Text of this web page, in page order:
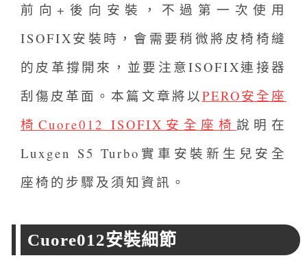
前向+後向安裝，不過第一次使用
ISOFIX安裝時，會需要稍微將皮椅椅縫
的皮革撐開來，並要注意ISOFIX連接器
刮傷皮革面。本篇文章將以PERO安全座
椅Cuore012 ISOFIX安全座椅 說明在
Luxgen S5 Turbo實車安裝新生兒安全
座椅的步驟及須知資訊。
Cuore012安裝細節